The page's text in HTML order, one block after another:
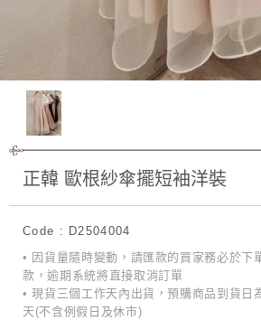
正韓 歐根紗傘擺短袖洋裝
Code : D2504004
• 因貨量隨時變動，請匯款的買家務必於下
款，逾期系統將直接取消訂單
• 現貨三個工作天內出貨，預購商品到貨日
天(不含例假日及休市)